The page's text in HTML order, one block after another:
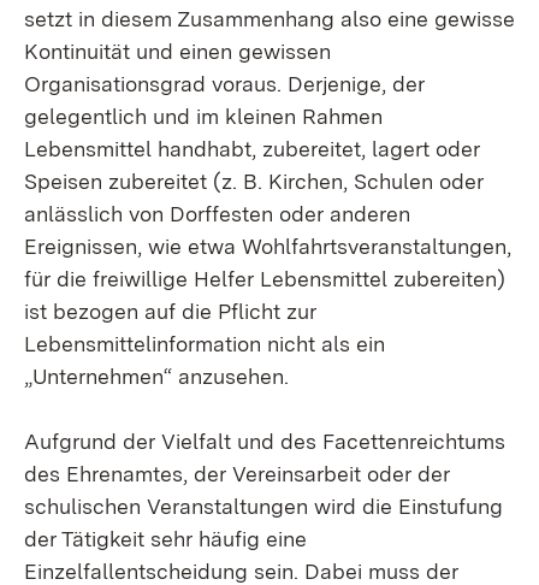
setzt in diesem Zusammenhang also eine gewisse
Kontinuität und einen gewissen
Organisationsgrad voraus. Derjenige, der
gelegentlich und im kleinen Rahmen
Lebensmittel handhabt, zubereitet, lagert oder
Speisen zubereitet (z. B. Kirchen, Schulen oder
anlässlich von Dorffesten oder anderen
Ereignissen, wie etwa Wohlfahrtsveranstaltungen,
für die freiwillige Helfer Lebensmittel zubereiten)
ist bezogen auf die Pflicht zur
Lebensmittelinformation nicht als ein
„Unternehmen“ anzusehen.
Aufgrund der Vielfalt und des Facettenreichtums
des Ehrenamtes, der Vereinsarbeit oder der
schulischen Veranstaltungen wird die Einstufung
der Tätigkeit sehr häufig eine
Einzelfallentscheidung sein. Dabei muss der